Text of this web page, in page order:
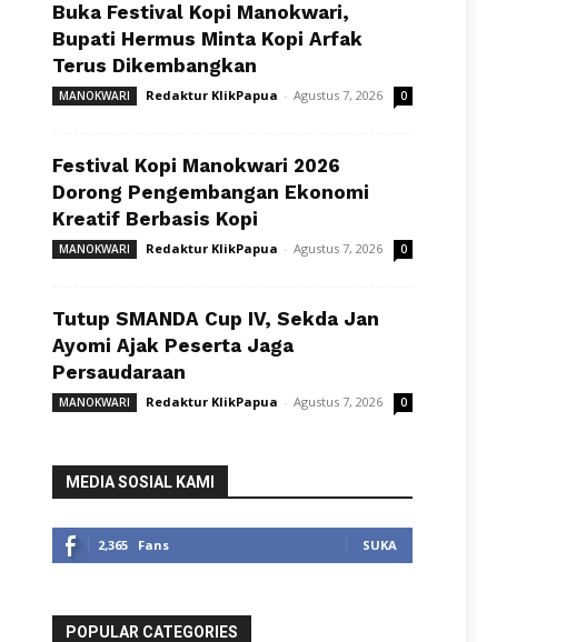
Buka Festival Kopi Manokwari,
Bupati Hermus Minta Kopi Arfak
Terus Dikembangkan
MANOKWARI Redaktur KlikPapua - Agustus 7, 2026 0
Festival Kopi Manokwari 2026
Dorong Pengembangan Ekonomi
Kreatif Berbasis Kopi
MANOKWARI Redaktur KlikPapua - Agustus 7, 2026 0
Tutup SMANDA Cup IV, Sekda Jan
Ayomi Ajak Peserta Jaga
Persaudaraan
MANOKWARI Redaktur KlikPapua - Agustus 7, 2026 0
MEDIA SOSIAL KAMI
2,365 Fans SUKA
POPULAR CATEGORIES